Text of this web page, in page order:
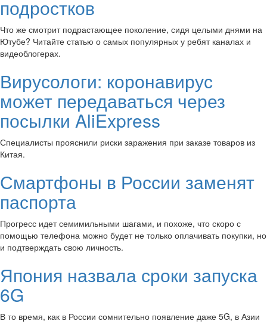
подростков
Что же смотрит подрастающее поколение, сидя целыми днями на
Ютубе? Читайте статью о самых популярных у ребят каналах и
видеоблогерах.
Вирусологи: коронавирус
может передаваться через
посылки AliExpress
Специалисты прояснили риски заражения при заказе товаров из
Китая.
Смартфоны в России заменят
паспорта
Прогресс идет семимильными шагами, и похоже, что скоро с
помощью телефона можно будет не только оплачивать покупки, но
и подтверждать свою личность.
Япония назвала сроки запуска
6G
В то время, как в России сомнительно появление даже 5G, в Азии